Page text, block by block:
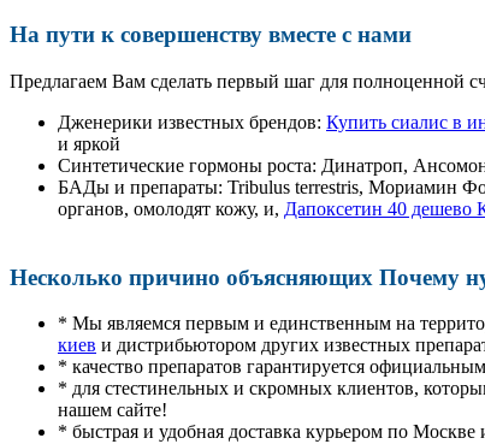
На пути к совершенству вместе с нами
Предлагаем Вам сделать первый шаг для полноценной
Дженерики известных брендов: Купить сиалис в
и яркой
Синтетические гормоны роста: Динатроп,
БАДы и препараты: Tribulus terrestris, Мориамин
органов, омолодят кожу, и, Дапоксетин 40 дешево
Несколько причино объясняющих Почему
* Мы являемся первым и единственным на
киев и дистрибьютором других известных
* качество препаратов гарантируется
* для стестинельных и скромных клиентов,
нашем сайте!
* быстрая и удобная доставка курьером по